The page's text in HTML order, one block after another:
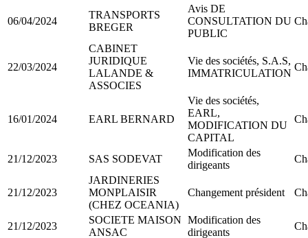
06/04/2024
TRANSPORTS
BREGER
Avis DE
CONSULTATION DU
PUBLIC
22/03/2024
CABINET
JURIDIQUE
LALANDE &
ASSOCIES
Vie des sociétés, S.A.S,
IMMATRICULATION
16/01/2024 EARL BERNARD
Vie des sociétés,
EARL,
MODIFICATION DU
CAPITAL
21/12/2023 SAS SODEVAT
Modification des
dirigeants
21/12/2023
JARDINERIES
MONPLAISIR
(CHEZ OCEANIA)
Changement président
21/12/2023
SOCIETE MAISON
ANSAC
Modification des
dirigeants